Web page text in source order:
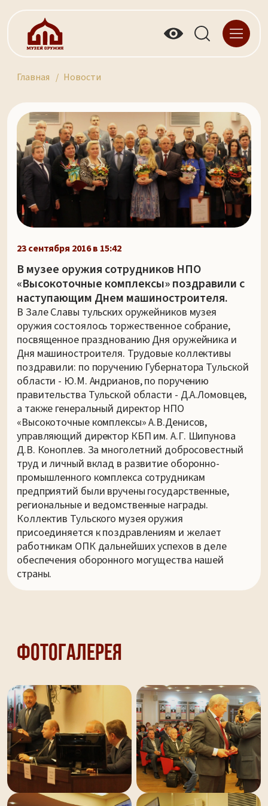
Главная Новости
23 сентября 2016 в 15:42
В музее оружия сотрудников НПО
«Высокоточные комплексы» поздравили с
наступающим Днем машиностроителя.
В Зале Славы тульских оружейников музея
оружия состоялось торжественное собрание,
посвященное празднованию Дня оружейника и
Дня машиностроителя. Трудовые коллективы
поздравили: по поручению Губернатора Тульской
области - Ю.М. Андрианов, по поручению
правительства Тульской области - Д.А.Ломовцев,
а также генеральный директор НПО
«Высокоточные комплексы» А.В.Денисов,
управляющий директор КБП им. А.Г. Шипунова
Д.В. Коноплев. За многолетний добросовестный
труд и личный вклад в развитие оборонно-
промышленного комплекса сотрудникам
предприятий были вручены государственные,
региональные и ведомственные награды.
Коллектив Тульского музея оружия
присоединяется к поздравлениям и желает
работникам ОПК дальнейших успехов в деле
обеспечения оборонного могущества нашей
страны.
Фотогалерея